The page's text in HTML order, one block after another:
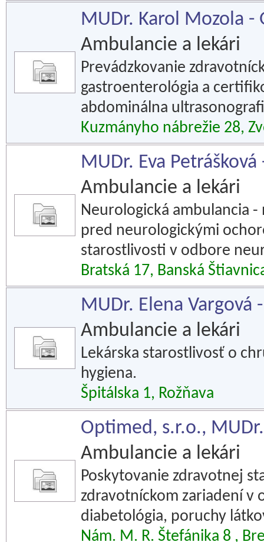
MUDr. Karol Mozola -
Ambulancie a lekári
Prevádzkovanie
gastroenterológia a
abdominálna
Kuzmányho nábrežie 28,
MUDr. Eva Petrášková
Ambulancie a lekári
Neurologická ambulancia
pred neurologickými
starostlivosti v odbore
Bratská 17, Banská
MUDr. Elena Vargová
Ambulancie a lekári
Lekárska starostlivosť o
hygiena.
Špitálska 1, Rožňava
Optimed, s.r.o.,
Ambulancie a lekári
Poskytovanie zdravotnej
zdravotníckom zariadení v
diabetológia, poruchy
Nám. M. R. Štefánika 8 ,